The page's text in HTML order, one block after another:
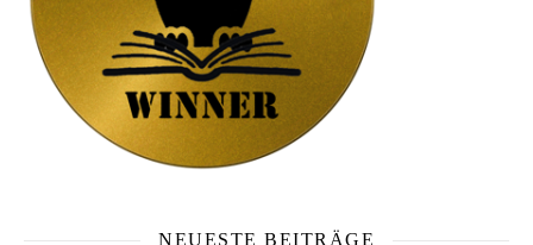
NEUESTE BEITRÄGE